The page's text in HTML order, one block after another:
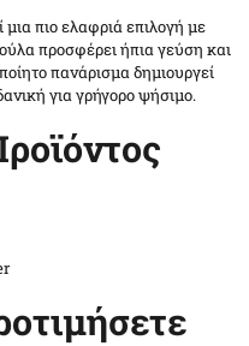
μια πιο ελαφριά επιλογή με
προσφέρει ήπια γεύση και
πανάρισμα δημιουργεί
για γρήγορο ψήσιμο.